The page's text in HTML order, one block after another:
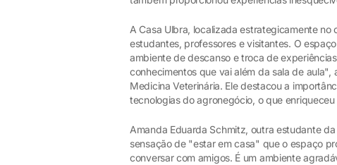
A Casa Ulbra, localizada estrategicamente
estudantes, professores e visitantes. O
ambiente de descanso e troca de
conhecimentos que vai além da sala de
Medicina Veterinária. Ele destacou a
tecnologias do agronegócio, o que
Amanda Eduarda Schmitz, outra estudante
sensação de "estar em casa" que o espaço
conversar com amigos. É um ambiente